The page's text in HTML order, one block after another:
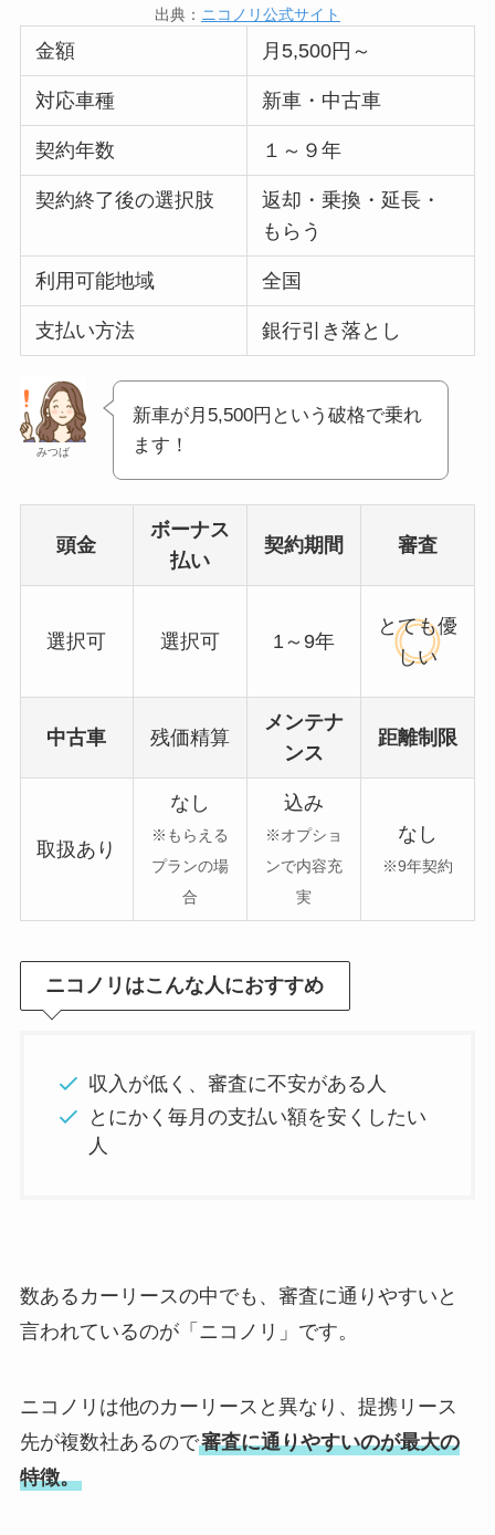
出典： ニコノリ公式サイト
金額 月5,500円～
対応車種 新車・中古車
契約年数 １～９年
契約終了後の選択肢
返却・乗換・延長・
もらう
利用可能地域 全国
支払い方法 銀行引き落とし
みつば
新車が月5,500円という破格で乗れ
ます！
頭金
ボーナス
払い
契約期間 審査
選択可 選択可 1～9年
とても優
しい
中古車 残価精算
メンテナ
ンス
距離制限
取扱あり
なし
※もらえる
プランの場
合
込み
※オプショ
ンで内容充
実
なし
※9年契約
ニコノリはこんな人におすすめ
収入が低く、審査に不安がある人
とにかく毎月の支払い額を安くしたい
人
数あるカーリースの中でも、審査に通りやすいと
言われているのが「ニコノリ」です。
ニコノリは他のカーリースと異なり、提携リース
先が複数社あるので審査に通りやすいのが最大の
特徴。